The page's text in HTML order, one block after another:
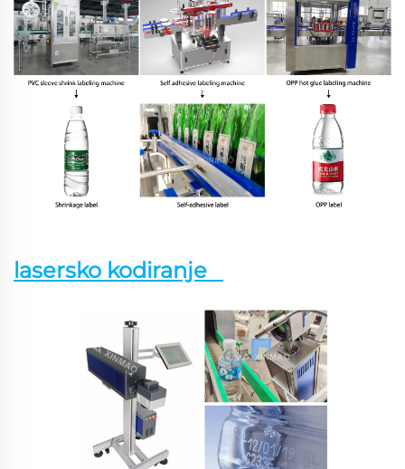
lasersko kodiranje